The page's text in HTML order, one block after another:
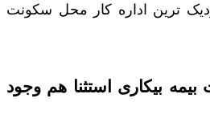
ترین اداره کار محل سکونت
بیکاری استثنا هم وجود